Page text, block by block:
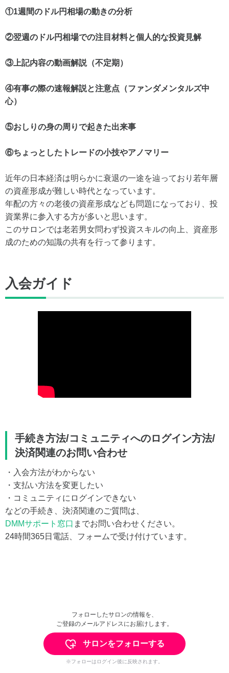
①1週間のドル円相場の動きの分析
②翌週のドル円相場での注目材料と個人的な投資見解
③上記内容の動画解説（不定期）
④有事の際の速報解説と注意点（ファンダメンタルズ中
心）
⑤おしりの身の周りで起きた出来事
⑥ちょっとしたトレードの小技やアノマリー
近年の日本経済は明らかに衰退の一途を辿っており若年層
の資産形成が難しい時代となっています。
年配の方々の老後の資産形成なども問題になっており、投
資業界に参入する方が多いと思います。
このサロンでは老若男女問わず投資スキルの向上、資産形
成のための知識の共有を行って参ります。
入会ガイド
手続き方法/コミュニティへのログイン方法/
決済関連のお問い合わせ
・入会方法がわからない
・支払い方法を変更したい
・コミュニティにログインできない
などの手続き、決済関連のご質問は、
DMMサポート窓口 までお問い合わせください。
24時間365日電話、フォームで受け付けています。
フォローしたサロンの情報を、
ご登録のメールアドレスにお届けします。
サロンをフォローする
※フォローはログイン後に反映されます。